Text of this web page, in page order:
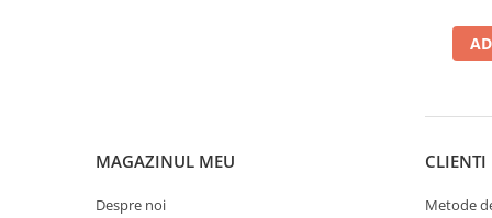
MAGAZINUL MEU
Despre noi
CLIENTI
Metode